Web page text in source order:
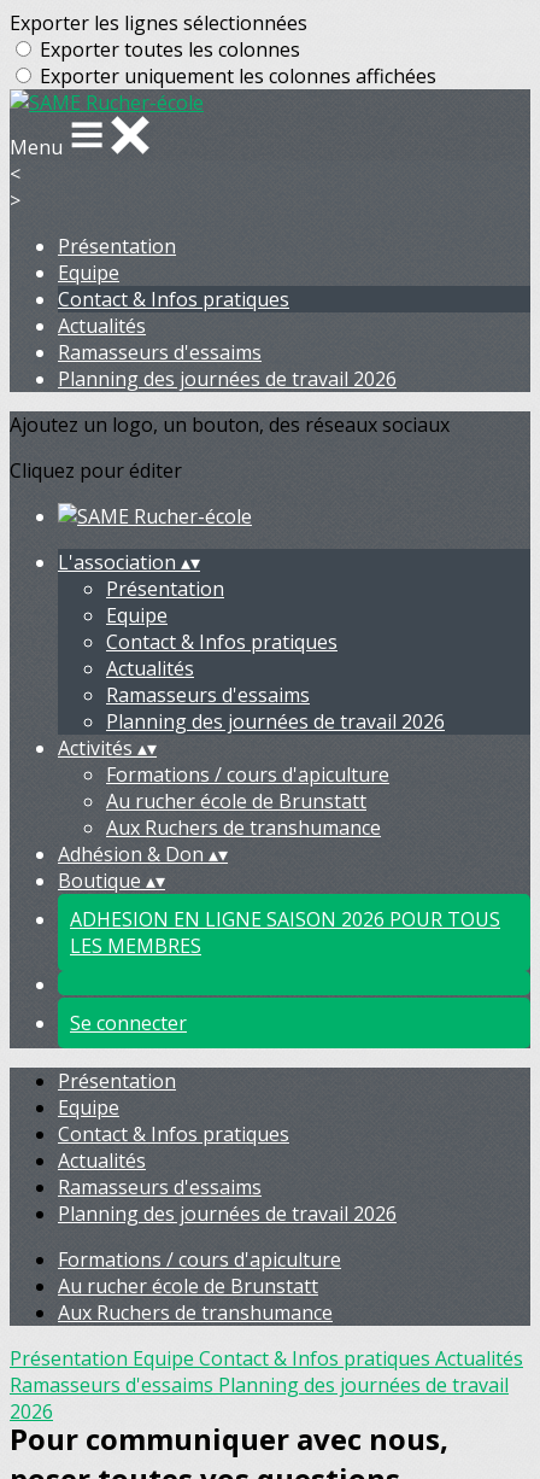
Exporter les lignes sélectionnées
Exporter toutes les colonnes
Exporter uniquement les colonnes affichées
Menu
<
>
Présentation
Equipe
Contact & Infos pratiques
Actualités
Ramasseurs d'essaims
Planning des journées de travail 2026
Ajoutez un logo, un bouton, des réseaux sociaux
Cliquez pour éditer
L'association ▴▾
Présentation
Equipe
Contact & Infos pratiques
Actualités
Ramasseurs d'essaims
Planning des journées de travail 2026
Activités ▴▾
Formations / cours d'apiculture
Au rucher école de Brunstatt
Aux Ruchers de transhumance
Adhésion & Don ▴▾
Boutique ▴▾
ADHESION EN LIGNE SAISON 2026 POUR TOUS
LES MEMBRES
Se connecter
Présentation
Equipe
Contact & Infos pratiques
Actualités
Ramasseurs d'essaims
Planning des journées de travail 2026
Formations / cours d'apiculture
Au rucher école de Brunstatt
Aux Ruchers de transhumance
Présentation Equipe Contact & Infos pratiques Actualités
Ramasseurs d'essaims Planning des journées de travail
2026
Pour communiquer avec nous,